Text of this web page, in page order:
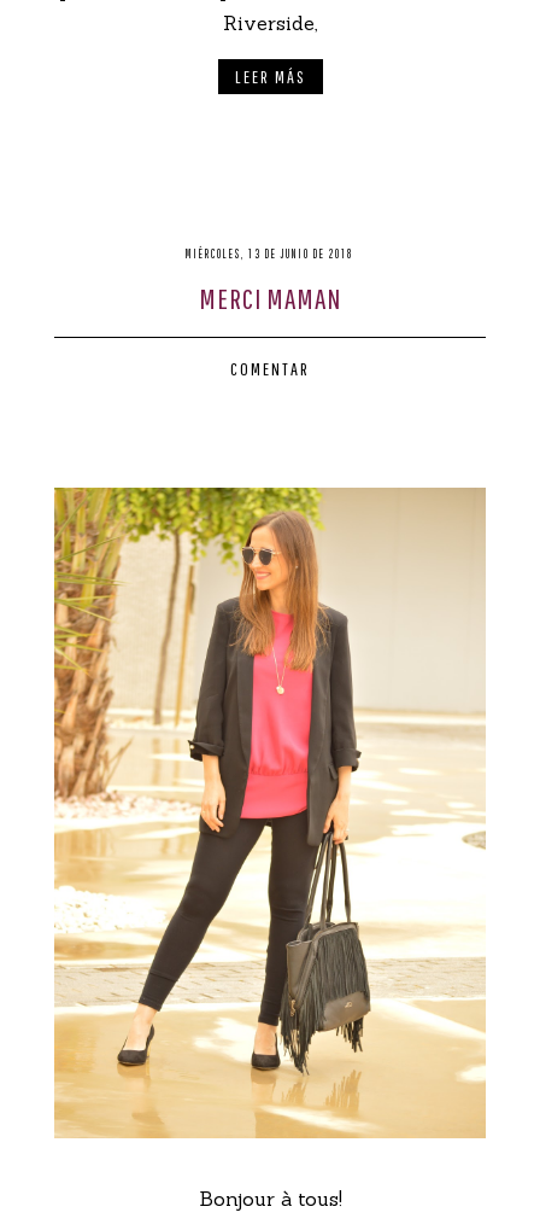
Riverside,
LEER MÁS
MIÉRCOLES, 13 DE JUNIO DE 2018
MERCI MAMAN
COMENTAR
Bonjour à tous!